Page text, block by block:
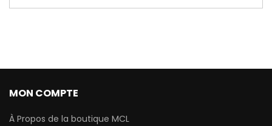
MON COMPTE
À Propos de la boutique MCL